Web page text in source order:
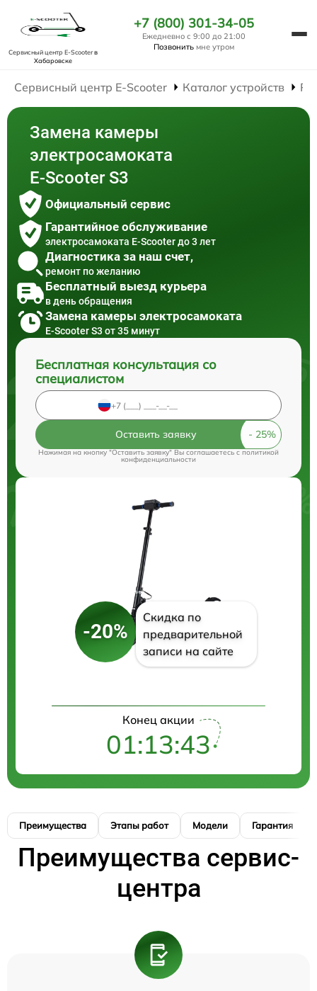
Сервисный центр E-Scooterв
Хабаровске
+7 (800) 301-34-05
Ежедневно с 9:00 до 21:00
Позвонить мне утром
Сервисный центр E-Scooter Каталог устройств
Замена камеры
электросамоката
E-Scooter S3
Официальный сервис
Гарантийное обслуживание
электросамоката E-Scooter до 3 лет
Диагностика за наш счет,
ремонт по желанию
Бесплатный выезд курьера
в день обращения
Замена камеры электросамоката
E-Scooter S3 от 35 минут
Бесплатная консультация со
специалистом
Оставить заявку
Нажимая на кнопку "Оставить заявку" Вы соглашаетесь cполитикой
конфиденциальности
-20%
Скидка по
предварительной
записи на сайте
Конец акции
01:13:42
Преимущества Этапы работ Модели Гарантия
Преимущества сервис-
центра